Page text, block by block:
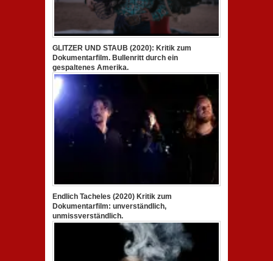
GLITZER UND STAUB (2020): Kritik zum
Dokumentarfilm. Bullenritt durch ein
gespaltenes Amerika.
Endlich Tacheles (2020) Kritik zum
Dokumentarfilm: unverständlich,
unmissverständlich.